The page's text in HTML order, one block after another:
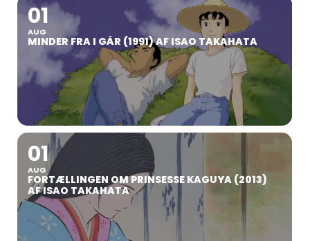
01
AUG
MINDER FRA I GÅR (1991) AF ISAO TAKAHATA
01
AUG
FORTÆLLINGEN OM PRINSESSE KAGUYA (2013)
AF ISAO TAKAHATA